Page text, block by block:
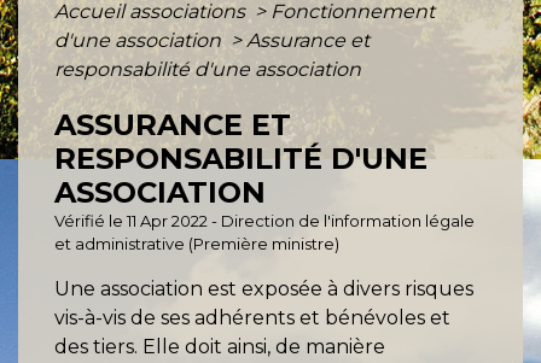
Accueil associations > Fonctionnement
d'une association > Assurance et
responsabilité d'une association
ASSURANCE ET
RESPONSABILITÉ D'UNE
ASSOCIATION
Vérifié le 11 Apr 2022 - Direction de l'information légale
et administrative (Première ministre)
Une association est exposée à divers risques
vis-à-vis de ses adhérents et bénévoles et
des tiers. Elle doit ainsi, de manière